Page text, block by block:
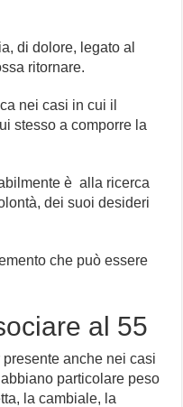
di dolore, legato al
ritornare.
nei casi in cui il
stesso a comporre la
è alla ricerca
dei suoi desideri
che può essere
al 55
anche nei casi
particolare peso
la cambiale, la